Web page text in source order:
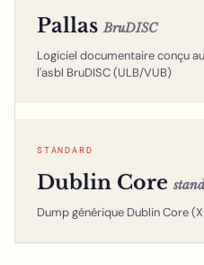
PallasBruDISC
Logiciel documentaire conçu
l'asbl BruDISC (ULB/VUB)
STANDARD
Dublin Core
Dump générique Dublin Core